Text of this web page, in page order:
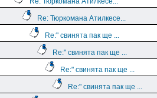
Re: Тюркомана Атилкесе...
Re:" свинята пак ще ...
Re:" свинята пак ще ...
Re:" свинята пак ще ...
Re:" свинята пак ще ...